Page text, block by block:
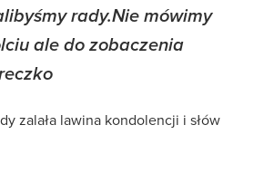
rady.Nie mówimy
ale do zobaczenia
zalała lawina kondolencji i słów